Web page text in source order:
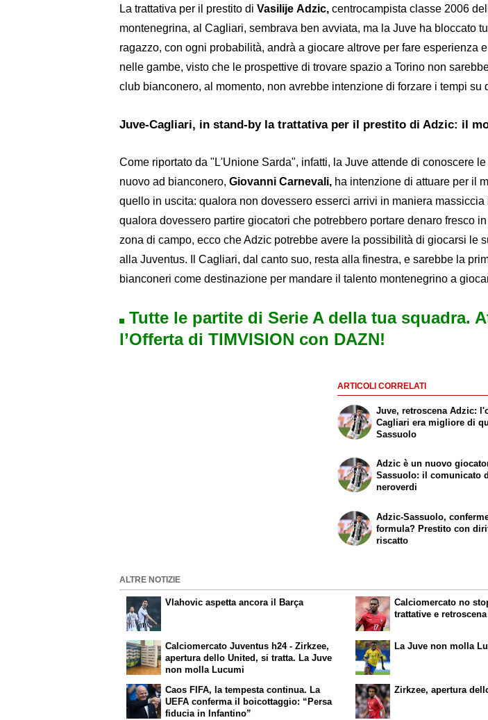
La trattativa per il prestito di Vasilije Adzic, centrocampista classe 2006
montenegrina, al Cagliari, sembrava ben avviata, ma la Juve ha bloccato
ragazzo, con ogni probabilità, andrà a giocare altrove per fare esperienza
nelle gambe, visto che le prospettive di trovare spazio a Torino non
club bianconero, al momento, non avrebbe intenzione di forzare i tempi su
Juve-Cagliari, in stand-by la trattativa per il prestito di Adzic: il
Come riportato da "L'Unione Sarda", infatti, la Juve attende di conoscere le
nuovo ad bianconero, Giovanni Carnevali, ha intenzione di attuare per il
quello in uscita: qualora non dovessero esserci arrivi in maniera massiccia
qualora dovessero partire giocatori che potrebbero portare denaro fresco
zona di campo, ecco che Adzic potrebbe avere la possibilità di giocarsi le
alla Juventus. Il Cagliari, dal canto suo, resta alla finestra, e sarebbe la
bianconeri come destinazione per mandare il talento montenegrino a
Tutte le partite di Serie A della tua squadra.
l’Offerta di TIMVISION con DAZN!
ARTICOLI CORRELATI
Juve, retroscena Adzic:
Cagliari era migliore di
Sassuolo
Adzic è un nuovo
Sassuolo: il comunicato
neroverdi
Adzic-Sassuolo,
formula? Prestito con
riscatto
ALTRE NOTIZIE
Vlahovic aspetta ancora il Barça
Calciomercato Juventus h24 - Zirkzee,
apertura dello United, si tratta. La Juve
non molla Lucumi
Calciomercato no
trattative e
La Juve non molla
Caos FIFA, la tempesta continua. La
UEFA conferma il boicottaggio: “Persa
fiducia in Infantino”
Zirkzee, apertura